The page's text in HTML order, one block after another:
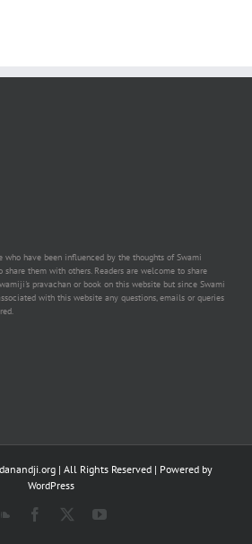
have been influenced by the thoughts of Swami
them with others. Readers are welcome to share
pravachan or book on this website but since Swami
with this website any questions, emails or queries
| All Rights Reserved | Powered by
WordPress
SoundCloudFacebook YouTube